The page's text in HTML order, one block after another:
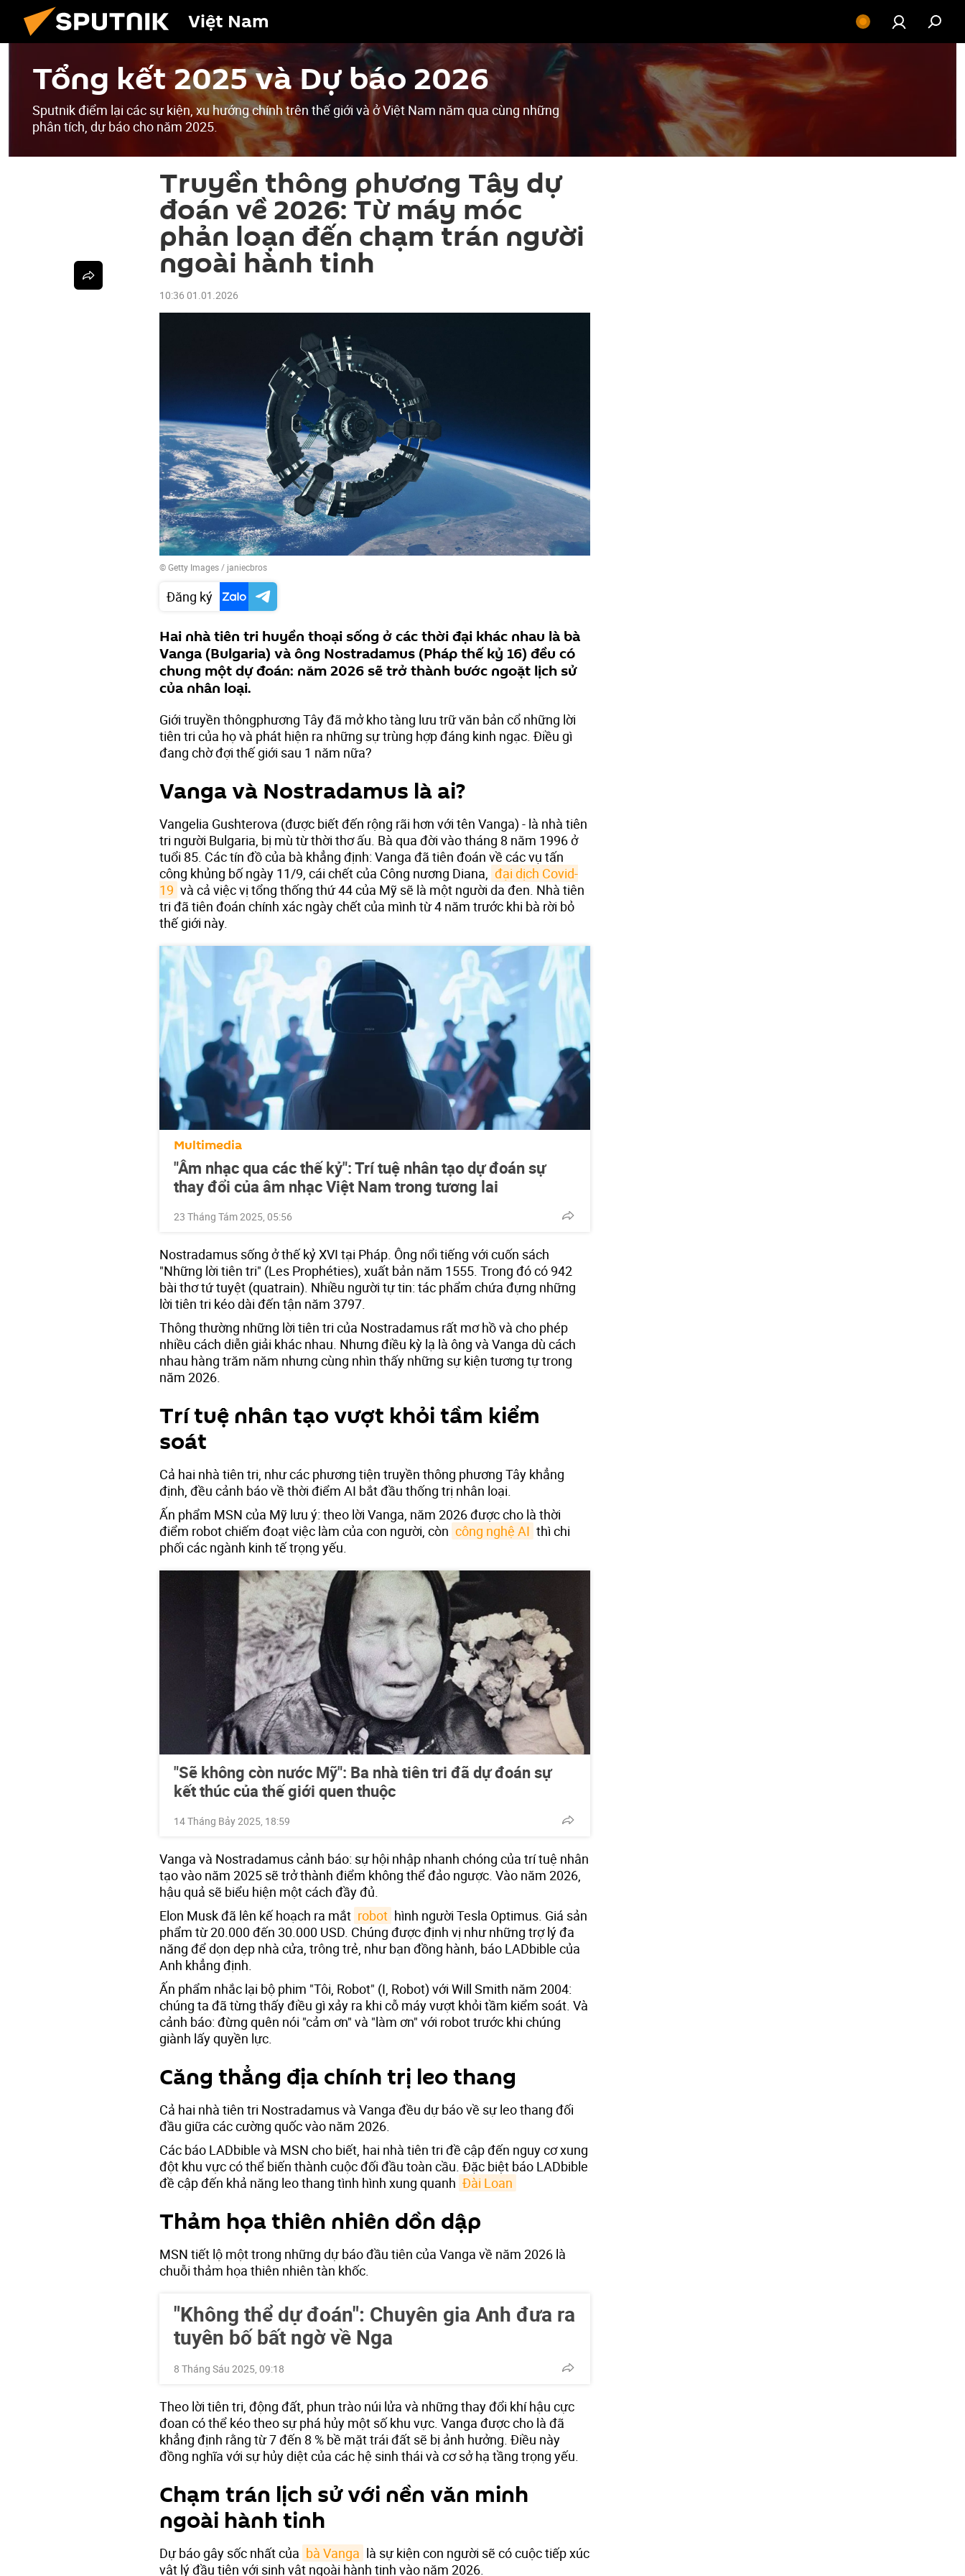
Việt Nam
Tổng kết 2025 và Dự báo 2026
Sputnik điểm lại các sự kiện, xu hướng chính trên thế giới và ở Việt Nam năm qua cùng những
phân tích, dự báo cho năm 2025.
Truyền thông phương Tây dự
đoán về 2026: Từ máy móc
phản loạn đến chạm trán người
ngoài hành tinh
10:36 01.01.2026
© Getty Images / janiecbros
Đăng ký
Hai nhà tiên tri huyền thoại sống ở các thời đại khác nhau là bà
Vanga (Bulgaria) và ông Nostradamus (Pháp thế kỷ 16) đều có
chung một dự đoán: năm 2026 sẽ trở thành bước ngoặt lịch sử
của nhân loại.
Giới truyền thôngphương Tây đã mở kho tàng lưu trữ văn bản cổ những lời
tiên tri của họ và phát hiện ra những sự trùng hợp đáng kinh ngạc. Điều gì
đang chờ đợi thế giới sau 1 năm nữa?
Vanga và Nostradamus là ai?
Vangelia Gushterova (được biết đến rộng rãi hơn với tên Vanga) - là nhà tiên
tri người Bulgaria, bị mù từ thời thơ ấu. Bà qua đời vào tháng 8 năm 1996 ở
tuổi 85. Các tín đồ của bà khẳng định: Vanga đã tiên đoán về các vụ tấn
công khủng bố ngày 11/9, cái chết của Công nương Diana, đại dịch Covid-
19 và cả việc vị tổng thống thứ 44 của Mỹ sẽ là một người da đen. Nhà tiên
tri đã tiên đoán chính xác ngày chết của mình từ 4 năm trước khi bà rời bỏ
thế giới này.
Multimedia
"Âm nhạc qua các thế kỷ": Trí tuệ nhân tạo dự đoán sự
thay đổi của âm nhạc Việt Nam trong tương lai
23 Tháng Tám 2025, 05:56
Nostradamus sống ở thế kỷ XVI tại Pháp. Ông nổi tiếng với cuốn sách
"Những lời tiên tri" (Les Prophéties), xuất bản năm 1555. Trong đó có 942
bài thơ tứ tuyệt (quatrain). Nhiều người tự tin: tác phẩm chứa đựng những
lời tiên tri kéo dài đến tận năm 3797.
Thông thường những lời tiên tri của Nostradamus rất mơ hồ và cho phép
nhiều cách diễn giải khác nhau. Nhưng điều kỳ lạ là ông và Vanga dù cách
nhau hàng trăm năm nhưng cùng nhìn thấy những sự kiện tương tự trong
năm 2026.
Trí tuệ nhân tạo vượt khỏi tầm kiểm
soát
Cả hai nhà tiên tri, như các phương tiện truyền thông phương Tây khẳng
định, đều cảnh báo về thời điểm AI bắt đầu thống trị nhân loại.
Ấn phẩm MSN của Mỹ lưu ý: theo lời Vanga, năm 2026 được cho là thời
điểm robot chiếm đoạt việc làm của con người, còn công nghệ AI thì chi
phối các ngành kinh tế trọng yếu.
"Sẽ không còn nước Mỹ": Ba nhà tiên tri đã dự đoán sự
kết thúc của thế giới quen thuộc
14 Tháng Bảy 2025, 18:59
Vanga và Nostradamus cảnh báo: sự hội nhập nhanh chóng của trí tuệ nhân
tạo vào năm 2025 sẽ trở thành điểm không thể đảo ngược. Vào năm 2026,
hậu quả sẽ biểu hiện một cách đầy đủ.
Elon Musk đã lên kế hoạch ra mắt robot hình người Tesla Optimus. Giá sản
phẩm từ 20.000 đến 30.000 USD. Chúng được định vị như những trợ lý đa
năng để dọn dẹp nhà cửa, trông trẻ, như bạn đồng hành, báo LADbible của
Anh khẳng định.
Ấn phẩm nhắc lại bộ phim "Tôi, Robot" (I, Robot) với Will Smith năm 2004:
chúng ta đã từng thấy điều gì xảy ra khi cỗ máy vượt khỏi tầm kiểm soát. Và
cảnh báo: đừng quên nói "cảm ơn" và "làm ơn" với robot trước khi chúng
giành lấy quyền lực.
Căng thẳng địa chính trị leo thang
Cả hai nhà tiên tri Nostradamus và Vanga đều dự báo về sự leo thang đối
đầu giữa các cường quốc vào năm 2026.
Các báo LADbible và MSN cho biết, hai nhà tiên tri đề cập đến nguy cơ xung
đột khu vực có thể biến thành cuộc đối đầu toàn cầu. Đặc biệt báo LADbible
đề cập đến khả năng leo thang tình hình xung quanh Đài Loan
Thảm họa thiên nhiên dồn dập
MSN tiết lộ một trong những dự báo đầu tiên của Vanga về năm 2026 là
chuỗi thảm họa thiên nhiên tàn khốc.
"Không thể dự đoán": Chuyên gia Anh đưa ra
tuyên bố bất ngờ về Nga
8 Tháng Sáu 2025, 09:18
Theo lời tiên tri, động đất, phun trào núi lửa và những thay đổi khí hậu cực
đoan có thể kéo theo sự phá hủy một số khu vực. Vanga được cho là đã
khẳng định rằng từ 7 đến 8 % bề mặt trái đất sẽ bị ảnh hưởng. Điều này
đồng nghĩa với sự hủy diệt của các hệ sinh thái và cơ sở hạ tầng trọng yếu.
Chạm trán lịch sử với nền văn minh
ngoài hành tinh
Dự báo gây sốc nhất của bà Vanga là sự kiện con người sẽ có cuộc tiếp xúc
vật lý đầu tiên với sinh vật ngoài hành tinh vào năm 2026.